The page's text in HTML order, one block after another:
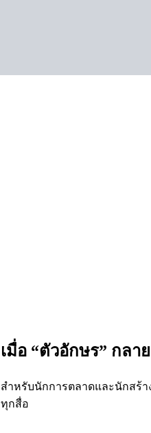
เมื่อ “ตัวอักษร” กลา
สำหรับนักการตลาดและนักสร้
ทุกสื่อ